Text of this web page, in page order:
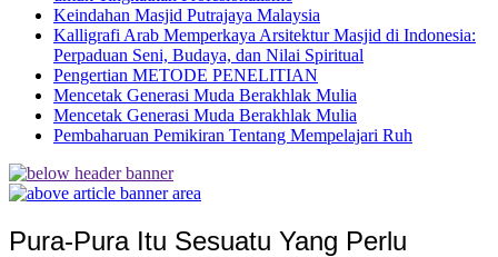
Keindahan Masjid Putrajaya Malaysia
Kalligrafi Arab Memperkaya Arsitektur Masjid di Indonesia:
Perpaduan Seni, Budaya, dan Nilai Spiritual
Pengertian METODE PENELITIAN
Mencetak Generasi Muda Berakhlak Mulia
Mencetak Generasi Muda Berakhlak Mulia
Pembaharuan Pemikiran Tentang Mempelajari Ruh
Pura-Pura Itu Sesuatu Yang Perlu